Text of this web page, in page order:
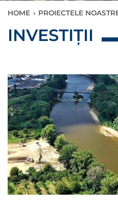
HOME › PROIECTELE
INVESTIȚII